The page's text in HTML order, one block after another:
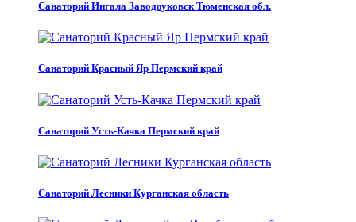
Санаторий Ингала Заводоуковск Тюменская обл.
Санаторий Красный Яр Пермский край
Санаторий Усть-Качка Пермский край
Санаторий Лесники Курганская область